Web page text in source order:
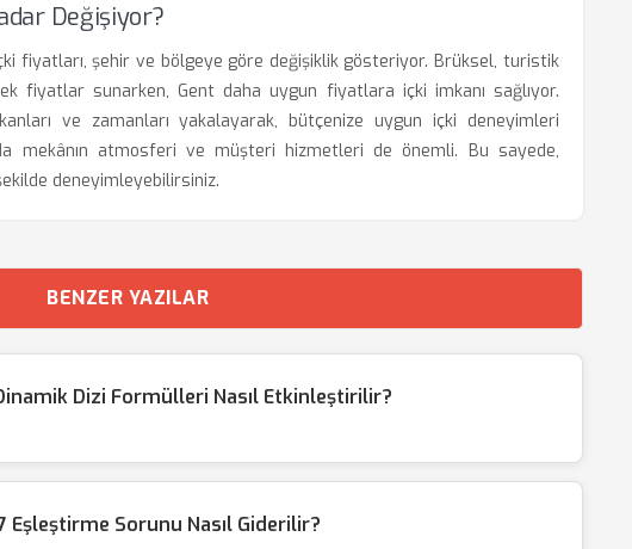
Değişiyor?
fiyatları, şehir ve bölgeye göre değişiklik gösteriyor. Brüksel, turistik
fiyatlar sunarken, Gent daha uygun fiyatlara içki imkanı sağlıyor.
ve zamanları yakalayarak, bütçenize uygun içki deneyimleri
mekânın atmosferi ve müşteri hizmetleri de önemli. Bu sayede,
deneyimleyebilirsiniz.
BENZER YAZILAR
Dizi Formülleri Nasıl Etkinleştirilir?
Eşleştirme Sorunu Nasıl Giderilir?